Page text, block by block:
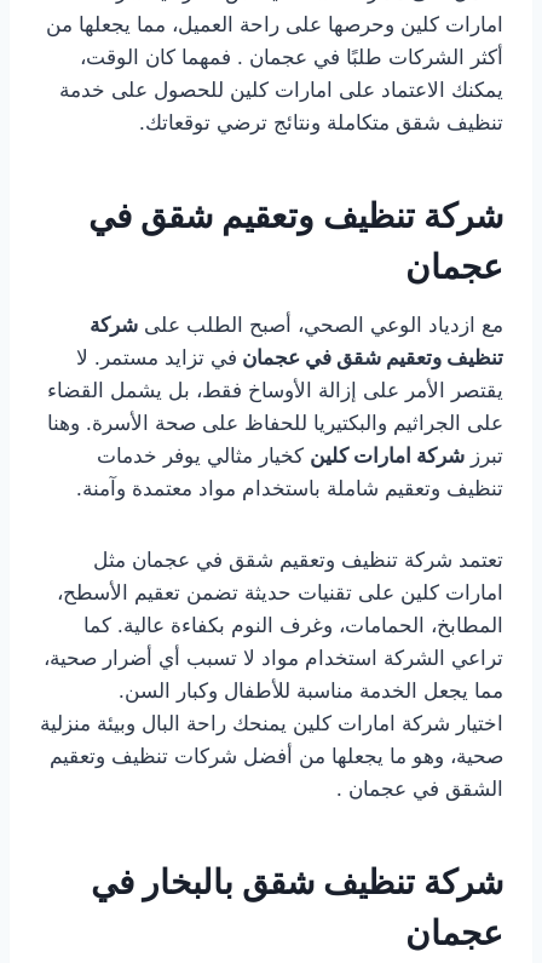
امارات كلين وحرصها على راحة العميل، مما يجعلها من
أكثر الشركات طلبًا في عجمان . فمهما كان الوقت،
يمكنك الاعتماد على امارات كلين للحصول على خدمة
تنظيف شقق متكاملة ونتائج ترضي توقعاتك.
شركة تنظيف وتعقيم شقق في
عجمان
مع ازدياد الوعي الصحي، أصبح الطلب على شركة
تنظيف وتعقيم شقق في عجمان في تزايد مستمر. لا
يقتصر الأمر على إزالة الأوساخ فقط، بل يشمل القضاء
على الجراثيم والبكتيريا للحفاظ على صحة الأسرة. وهنا
تبرز شركة امارات كلين كخيار مثالي يوفر خدمات
تنظيف وتعقيم شاملة باستخدام مواد معتمدة وآمنة.
تعتمد شركة تنظيف وتعقيم شقق في عجمان مثل
امارات كلين على تقنيات حديثة تضمن تعقيم الأسطح،
المطابخ، الحمامات، وغرف النوم بكفاءة عالية. كما
تراعي الشركة استخدام مواد لا تسبب أي أضرار صحية،
مما يجعل الخدمة مناسبة للأطفال وكبار السن.
اختيار شركة امارات كلين يمنحك راحة البال وبيئة منزلية
صحية، وهو ما يجعلها من أفضل شركات تنظيف وتعقيم
الشقق في عجمان .
شركة تنظيف شقق بالبخار في
عجمان